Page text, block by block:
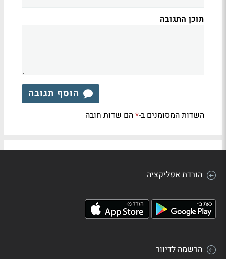
תוכן התגובה
הוסף תגובה
השדות המסומנים ב-*הם שדות חובה
הורדת אפליקציה
הרשמה לדיוור